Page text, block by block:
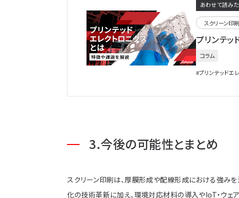
あわせて読み
スクリーン印
プリンテ
コラム
#プリンテッドエ
今後の可能性とまとめ
スクリーン印刷は、厚膜形成や配線形成における強み
化の技術革新に加え、環境対応材料の導入やIoT・ウェ